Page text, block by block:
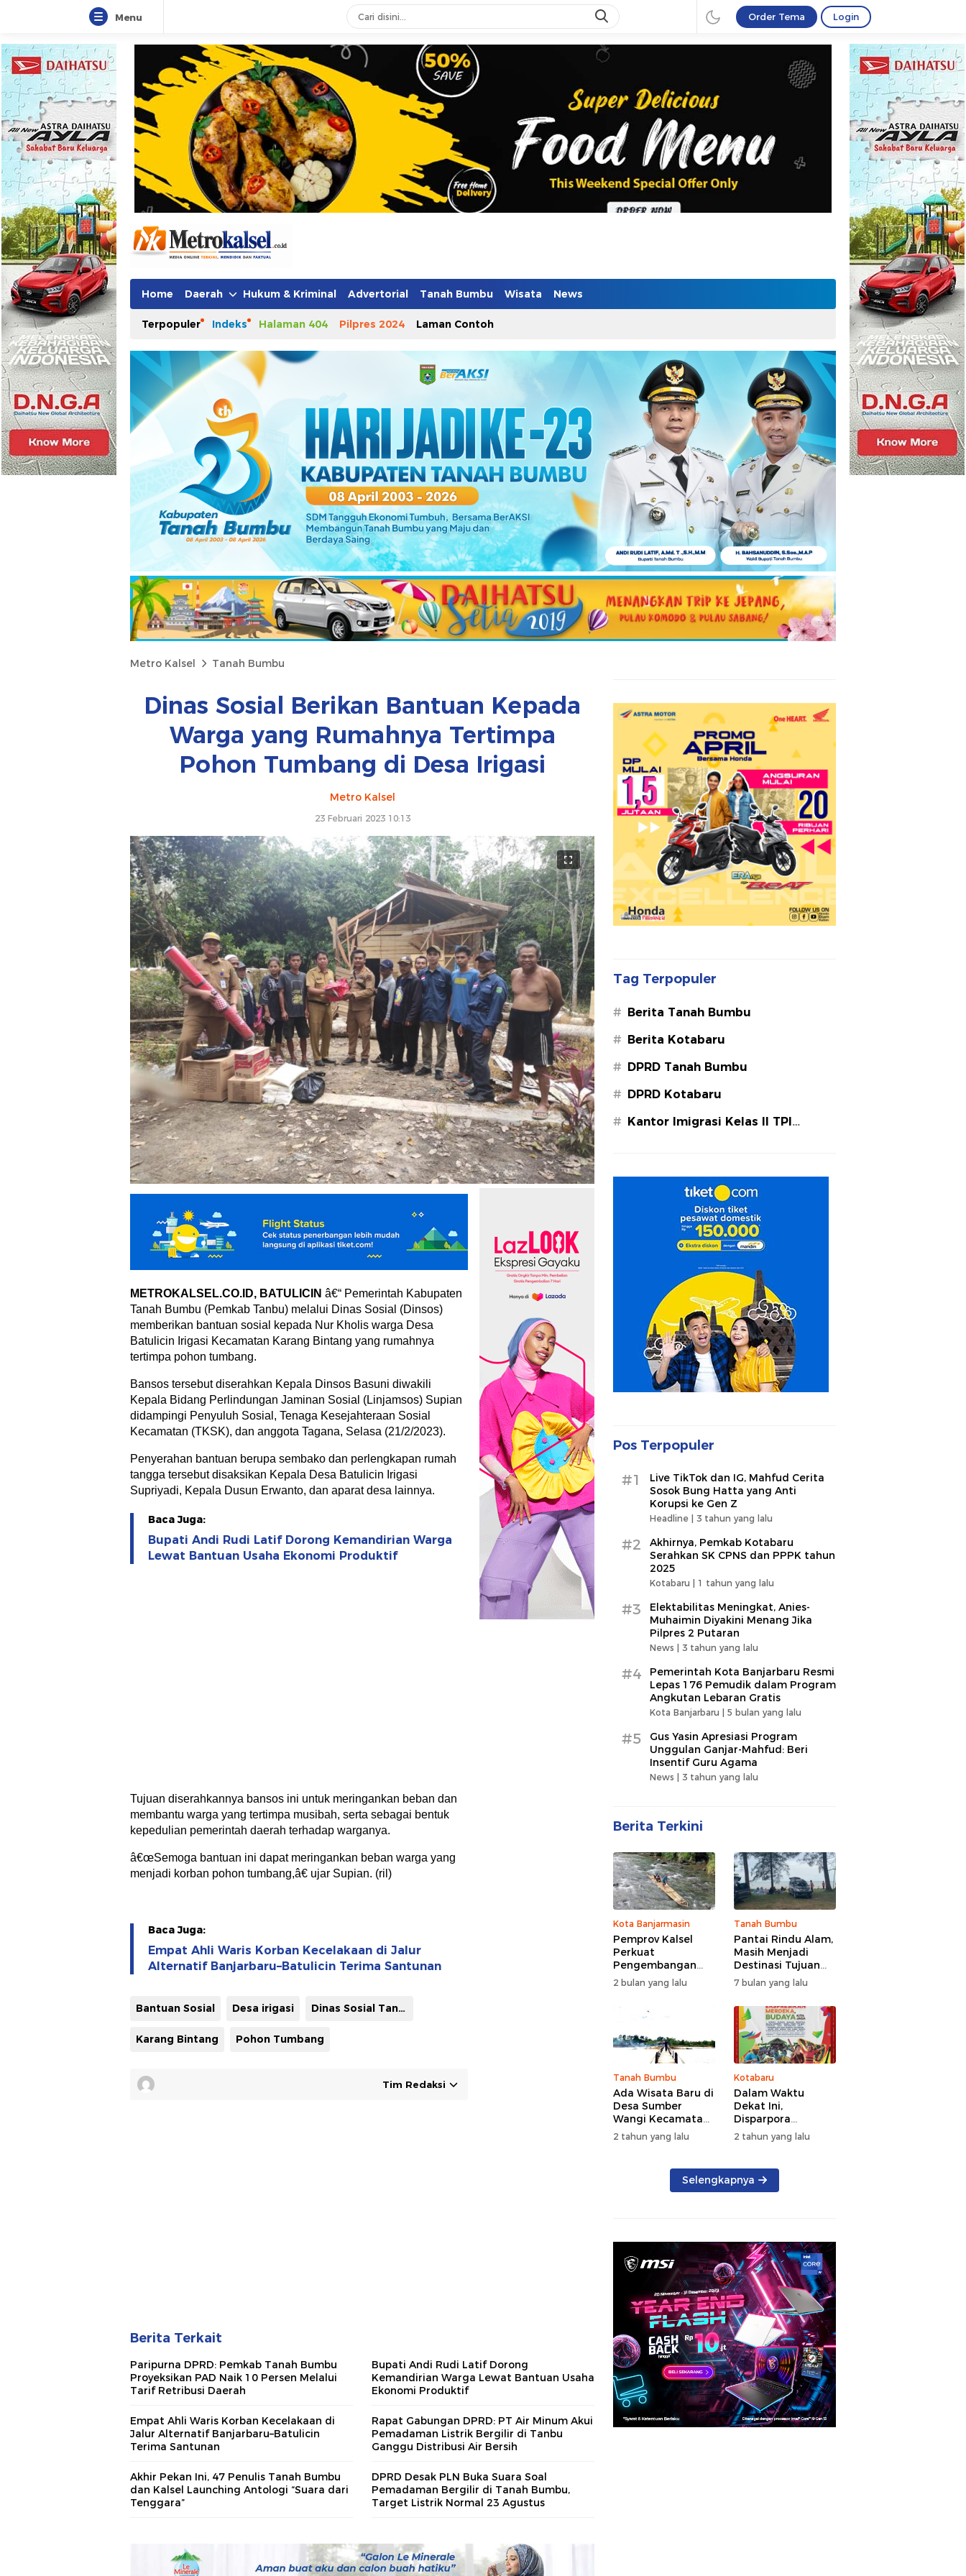
Menu Order Tema Login
Home Daerah Hukum & Kriminal Advertorial Tanah Bumbu Wisata News
Terpopuler Indeks Halaman 404 Pilpres 2024 Laman Contoh
Metro Kalsel Tanah Bumbu
Dinas Sosial Berikan Bantuan Kepada
Warga yang Rumahnya Tertimpa
Pohon Tumbang di Desa Irigasi
Metro Kalsel
23 Februari 2023 10:13
METROKALSEL.CO.ID, BATULICIN â€“ Pemerintah Kabupaten
Tanah Bumbu (Pemkab Tanbu) melalui Dinas Sosial (Dinsos)
memberikan bantuan sosial kepada Nur Kholis warga Desa
Batulicin Irigasi Kecamatan Karang Bintang yang rumahnya
tertimpa pohon tumbang.
Bansos tersebut diserahkan Kepala Dinsos Basuni diwakili
Kepala Bidang Perlindungan Jaminan Sosial (Linjamsos) Supian
didampingi Penyuluh Sosial, Tenaga Kesejahteraan Sosial
Kecamatan (TKSK), dan anggota Tagana, Selasa (21/2/2023).
Penyerahan bantuan berupa sembako dan perlengkapan rumah
tangga tersebut disaksikan Kepala Desa Batulicin Irigasi
Supriyadi, Kepala Dusun Erwanto, dan aparat desa lainnya.
Baca Juga:
Bupati Andi Rudi Latif Dorong Kemandirian Warga
Lewat Bantuan Usaha Ekonomi Produktif
Tujuan diserahkannya bansos ini untuk meringankan beban dan
membantu warga yang tertimpa musibah, serta sebagai bentuk
kepedulian pemerintah daerah terhadap warganya.
â€œSemoga bantuan ini dapat meringankan beban warga yang
menjadi korban pohon tumbang,â€ ujar Supian. (ril)
Baca Juga:
Empat Ahli Waris Korban Kecelakaan di Jalur
Alternatif Banjarbaru–Batulicin Terima Santunan
Bantuan Sosial Desa irigasi Dinas Sosial Tanbu
Karang Bintang Pohon Tumbang
Tim Redaksi
Berita Terkait
Paripurna DPRD: Pemkab Tanah Bumbu
Proyeksikan PAD Naik 10 Persen Melalui
Tarif Retribusi Daerah
Bupati Andi Rudi Latif Dorong
Kemandirian Warga Lewat Bantuan Usaha
Ekonomi Produktif
Empat Ahli Waris Korban Kecelakaan di
Jalur Alternatif Banjarbaru–Batulicin
Terima Santunan
Rapat Gabungan DPRD: PT Air Minum Akui
Pemadaman Listrik Bergilir di Tanbu
Ganggu Distribusi Air Bersih
Akhir Pekan Ini, 47 Penulis Tanah Bumbu
dan Kalsel Launching Antologi “Suara dari
Tenggara”
DPRD Desak PLN Buka Suara Soal
Pemadaman Bergilir di Tanah Bumbu,
Target Listrik Normal 23 Agustus
Tag Terpopuler
# Berita Tanah Bumbu
# Berita Kotabaru
# DPRD Tanah Bumbu
# DPRD Kotabaru
# Kantor Imigrasi Kelas II TPI
Pos Terpopuler
#1
Live TikTok dan IG, Mahfud Cerita
Sosok Bung Hatta yang Anti
Korupsi ke Gen Z
Headline | 3 tahun yang lalu
#2
Akhirnya, Pemkab Kotabaru
Serahkan SK CPNS dan PPPK tahun
2025
Kotabaru | 1 tahun yang lalu
#3
Elektabilitas Meningkat, Anies-
Muhaimin Diyakini Menang Jika
Pilpres 2 Putaran
News | 3 tahun yang lalu
#4
Pemerintah Kota Banjarbaru Resmi
Lepas 176 Pemudik dalam Program
Angkutan Lebaran Gratis
Kota Banjarbaru | 5 bulan yang lalu
#5
Gus Yasin Apresiasi Program
Unggulan Ganjar-Mahfud: Beri
Insentif Guru Agama
News | 3 tahun yang lalu
Berita Terkini
Kota Banjarmasin
Pemprov Kalsel
Perkuat
Pengembangan
Wisata, Targetkan
Tingkat Kunjungan
2 bulan yang lalu
Tanah Bumbu
Pantai Rindu Alam,
Masih Menjadi
Destinasi Tujuan
Wisata di Tanah
Bumbu dengan
Rindangnya Pohon
Pinus
7 bulan yang lalu
Tanah Bumbu
Ada Wisata Baru di
Desa Sumber
Wangi Kecamatan
Karang Bintang
2 tahun yang lalu
Kotabaru
Dalam Waktu
Dekat Ini,
Disparpora
Kotabaru Bakal
Menggelar Festival
2024
2 tahun yang lalu
Selengkapnya